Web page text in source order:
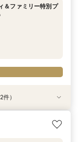
＆ファミリー特別プ
コスメ＆1万円ギフ
聖堂チャペル*最大
券１万円
）